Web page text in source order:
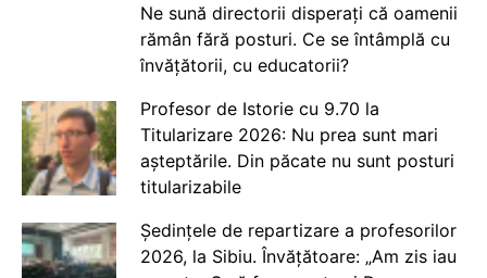
Ne sună directorii disperați că oamenii
rămân fără posturi. Ce se întâmplă cu
învățătorii, cu educatorii?
Profesor de Istorie cu 9.70 la
Titularizare 2026: Nu prea sunt mari
așteptările. Din păcate nu sunt posturi
titularizabile
Ședințele de repartizare a profesorilor
2026, la Sibiu. Învățătoare: „Am zis iau